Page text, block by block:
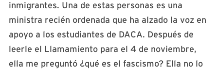
inmigrantes. Una de estas personas es una
ministra recién ordenada que ha alzado la voz en
apoyo a los estudiantes de DACA. Después de
leerle el Llamamiento para el 4 de noviembre,
ella me preguntó ¿qué es el fascismo? Ella no lo